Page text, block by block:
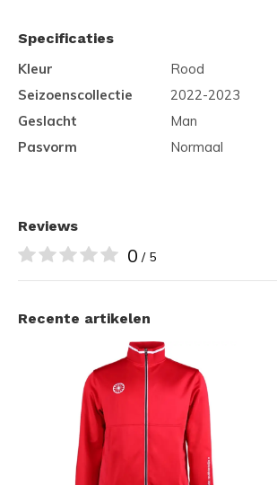
Specificaties
Kleur
Rood
Seizoenscollectie
2022-2023
Geslacht
Man
Pasvorm
Normaal
Reviews
0 / 5
Recente artikelen